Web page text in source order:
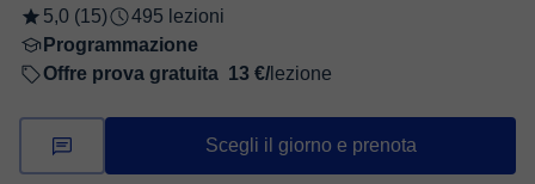
5,0 (15)
495 lezioni
Programmazione
Offre prova gratuita 13 €/ lezione
Scegli il giorno e prenota